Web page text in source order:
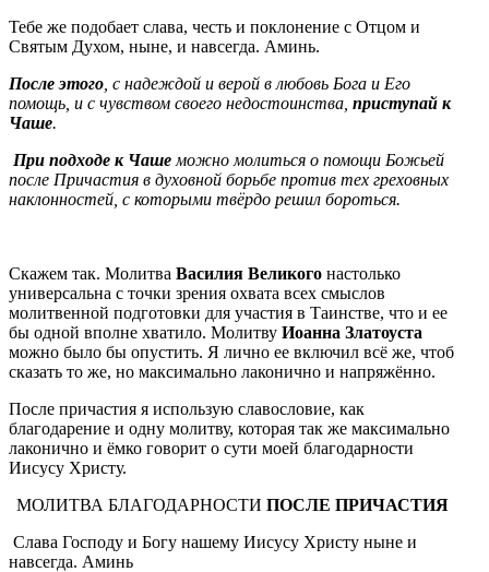
Тебе же подобает слава, честь и поклонение с Отцом и
Святым Духом, ныне, и навсегда. Аминь.
После этого , с надеждой и верой в любовь Бога и Его
помощь, и с чувством своего недостоинства, приступай к
Чаше.
При подходе к Чаше можно молиться о помощи Божьей
после Причастия в духовной борьбе против тех греховных
наклонностей, с которыми твёрдо решил бороться.
Скажем так. Молитва Василия Великого настолько
универсальна с точки зрения охвата всех смыслов
молитвенной подготовки для участия в Таинстве, что и ее
бы одной вполне хватило. Молитву Иоанна Златоуста
можно было бы опустить. Я лично ее включил всё же, чтоб
сказать то же, но максимально лаконично и напряжённо.
После причастия я использую славословие, как
благодарение и одну молитву, которая так же максимально
лаконично и ёмко говорит о сути моей благодарности
Иисусу Христу.
МОЛИТВА БЛАГОДАРНОСТИПОСЛЕ ПРИЧАСТИЯ
Слава Господу и Богу нашему Иисусу Христу ныне и
навсегда. Аминь